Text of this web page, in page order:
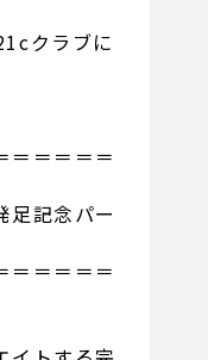
クラブに
＝＝＝＝＝
足記念パー
＝＝＝＝＝